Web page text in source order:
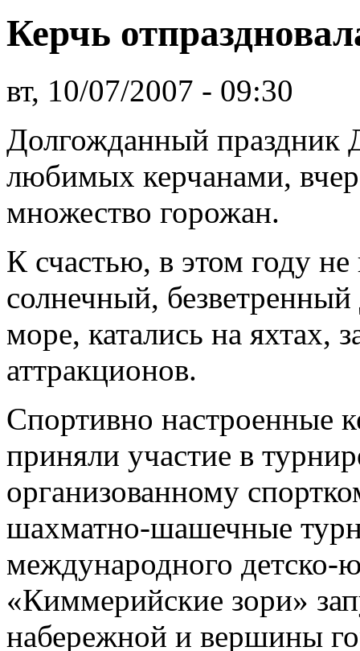
Керчь
вт, 10/07/2007 - 09:30
Долгожданный праздник
любимых керчанами,
множество горожан.
К счастью, в этом году
солнечный,
море, катались на яхтах,
аттракционов.
Спортивно настроенные
приняли участие в
организованному
шахматно-шашечные
международного детско-
«Киммерийские зори»
набережной и вершины